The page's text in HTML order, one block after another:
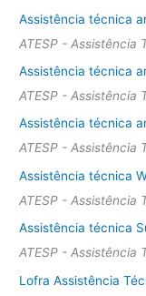
Assistência técnica
ATESP - Assistência
Assistência técnica
ATESP - Assistência
Assistência técnica
ATESP - Assistência
Assistência técnica
ATESP - Assistência
Assistência técnica
ATESP - Assistência
Lofra Assistência